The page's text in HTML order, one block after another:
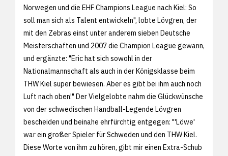
Norwegen und die EHF Champions League nach Kiel: So
soll man sich als Talent entwickeln", lobte Lövgren, der
mit den Zebras einst unter anderem sieben Deutsche
Meisterschaften und 2007 die Champion League gewann,
und ergänzte: "Eric hat sich sowohl in der
Nationalmannschaft als auch in der Königsklasse beim
THW Kiel super bewiesen. Aber es gibt bei ihm auch noch
Luft nach oben!" Der Vielgelobte nahm die Glückwünsche
von der schwedischen Handball-Legende Lövgren
bescheiden und beinahe ehrfürchtig entgegen: "'Löwe'
war ein großer Spieler für Schweden und den THW Kiel.
Diese Worte von ihm zu hören, gibt mir einen Extra-Schub